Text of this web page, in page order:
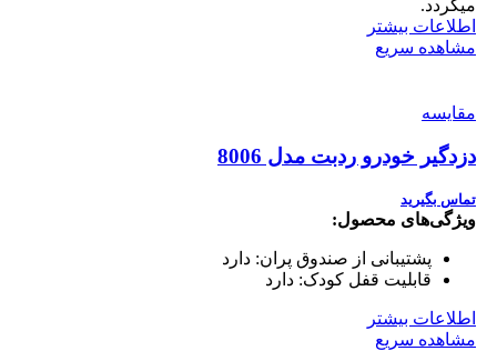
میگردد.
اطلاعات بیشتر
مشاهده سریع
مقایسه
دزدگیر خودرو ردبت مدل 8006
تماس بگیرید
ویژگی‌های محصول:
پشتیبانی از صندوق پران: دارد
قابلیت قفل کودک: دارد
اطلاعات بیشتر
مشاهده سریع